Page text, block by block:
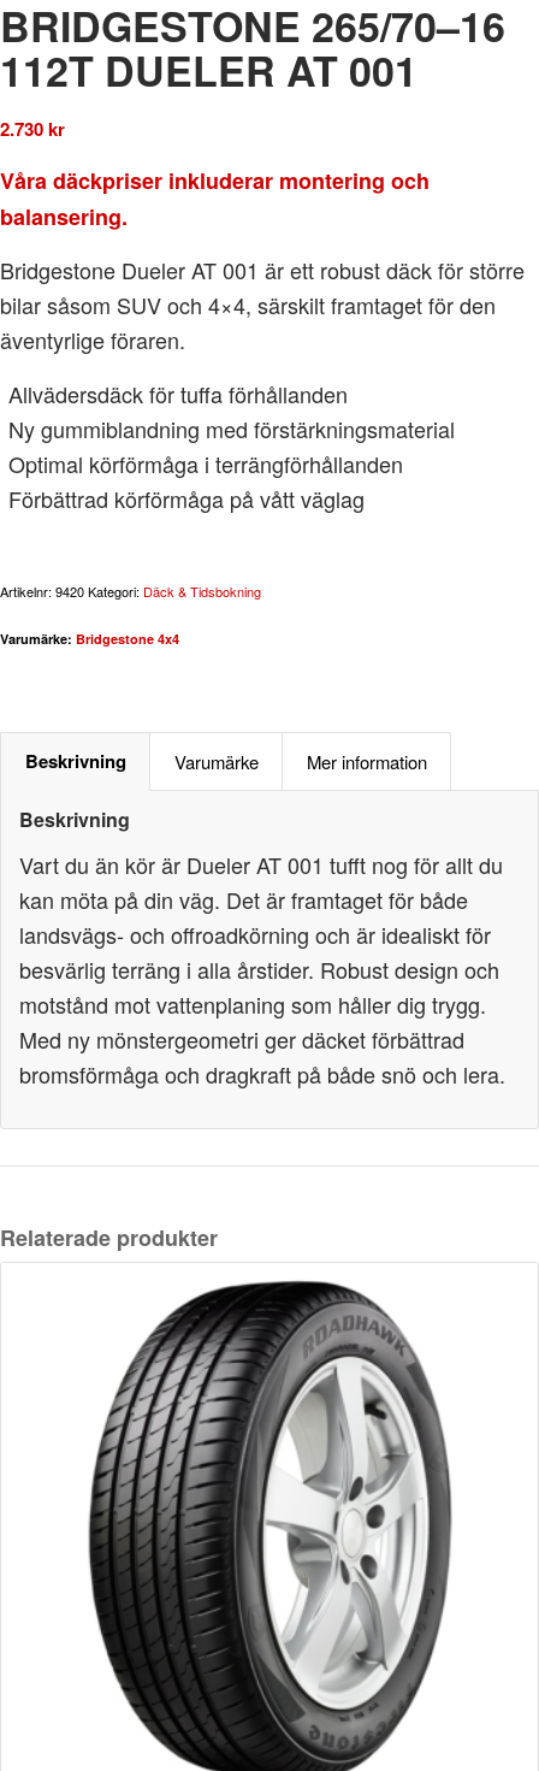
BRIDGESTONE 265/70–16
112T DUELER AT 001
2.730kr
Våra däckpriser inkluderar montering och
balansering.
Bridgestone Dueler AT 001 är ett robust däck för större
bilar såsom SUV och 4×4, särskilt framtaget för den
äventyrlige föraren.
Allvädersdäck för tuffa förhållanden
Ny gummiblandning med förstärkningsmaterial
Optimal körförmåga i terrängförhållanden
Förbättrad körförmåga på vått väglag
Artikelnr: 9420Kategori: Däck & Tidsbokning
Varumärke: Bridgestone 4x4
Beskrivning Varumärke Mer information
Beskrivning
Vart du än kör är Dueler AT 001 tufft nog för allt du
kan möta på din väg. Det är framtaget för både
landsvägs- och offroadkörning och är idealiskt för
besvärlig terräng i alla årstider. Robust design och
motstånd mot vattenplaning som håller dig trygg.
Med ny mönstergeometri ger däcket förbättrad
bromsförmåga och dragkraft på både snö och lera.
Relaterade produkter